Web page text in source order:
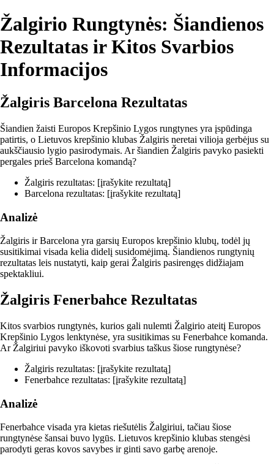
Žalgirio Rungtynės: Šiandienos
Rezultatas ir Kitos Svarbios
Informacijos
Žalgiris Barcelona Rezultatas
Šiandien žaisti Europos Krepšinio Lygos rungtynes yra įspūdinga
patirtis, o Lietuvos krepšinio klubas Žalgiris neretai vilioja gerbėjus su
aukščiausio lygio pasirodymais. Ar šiandien Žalgiris pavyko pasiekti
pergales prieš Barcelona komandą?
Žalgiris rezultatas: [įrašykite rezultatą]
Barcelona rezultatas: [įrašykite rezultatą]
Analizė
Žalgiris ir Barcelona yra garsių Europos krepšinio klubų, todėl jų
susitikimai visada kelia didelį susidomėjimą. Šiandienos rungtynių
rezultatas leis nustatyti, kaip gerai Žalgiris pasirengęs didžiajam
spektakliui.
Žalgiris Fenerbahce Rezultatas
Kitos svarbios rungtynės, kurios gali nulemti Žalgirio ateitį Europos
Krepšinio Lygos lenktynėse, yra susitikimas su Fenerbahce komanda.
Ar Žalgiriui pavyko iškovoti svarbius taškus šiose rungtynėse?
Žalgiris rezultatas: [įrašykite rezultatą]
Fenerbahce rezultatas: [įrašykite rezultatą]
Analizė
Fenerbahce visada yra kietas riešutėlis Žalgiriui, tačiau šiose
rungtynėse šansai buvo lygūs. Lietuvos krepšinio klubas stengėsi
parodyti geras kovos savybes ir ginti savo garbę arenoje.